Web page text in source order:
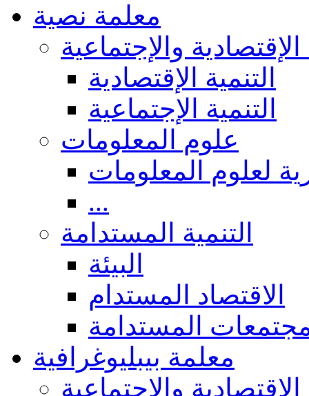
معلمة نصية
الإقتصادية والإجتماعية
التنمية الإقتصادية
التنمية الإجتماعية
علوم المعلومات
لعلوم المعلومات
...
التنمية المستدامة
البيئة
الاقتصاد المستدام
المستدامة
معلمة بيبليوغرافية
الإقتصادية والإجتماعية